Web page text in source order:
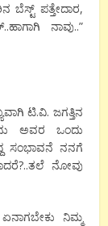
ಪತ್ತೇದಾರ,
ನಾವು..”
ಟಿ.ವಿ. ಜಗತ್ತಿನ
ಅವರ ಒಂದು
ಸಂಭಾವನೆ ನನಗೆ
ನೋವು
ನಿಮ್ಮ